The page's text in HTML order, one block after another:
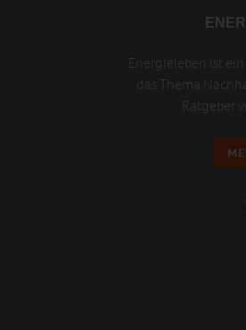
Energieleben ist
das Thema
Ratgeber